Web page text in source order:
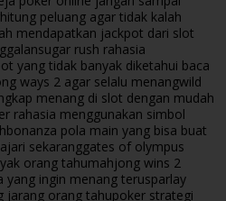
peluang agar tidak kalah
mendapatkan jackpot dari slot
sugar rush rahasia
yang tidak banyak diketahui baca
ways 2 agar selalu menangwild
menang di slot dengan mudah
rahasia menggunakan simbol
bonanza pola main yang bisa buat
sekaranggates of olympus
orang tahumahjong wins 2
yang ingin menang terusparlay
jarang orang tahupoker strategi